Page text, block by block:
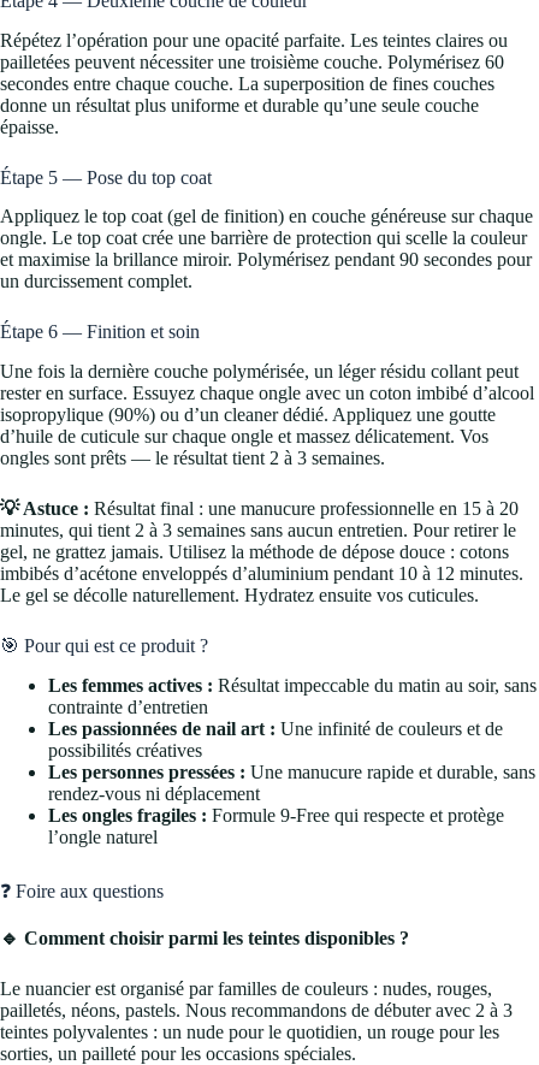
Répétez l’opération pour une opacité parfaite. Les teintes claires ou
pailletées peuvent nécessiter une troisième couche. Polymérisez 60
secondes entre chaque couche. La superposition de fines couches
donne un résultat plus uniforme et durable qu’une seule couche
épaisse.
Étape 5 — Pose du top coat
Appliquez le top coat (gel de finition) en couche généreuse sur chaque
ongle. Le top coat crée une barrière de protection qui scelle la couleur
et maximise la brillance miroir. Polymérisez pendant 90 secondes pour
un durcissement complet.
Étape 6 — Finition et soin
Une fois la dernière couche polymérisée, un léger résidu collant peut
rester en surface. Essuyez chaque ongle avec un coton imbibé d’alcool
isopropylique (90%) ou d’un cleaner dédié. Appliquez une goutte
d’huile de cuticule sur chaque ongle et massez délicatement. Vos
ongles sont prêts — le résultat tient 2 à 3 semaines.
💡 Astuce : Résultat final : une manucure professionnelle en 15 à 20
minutes, qui tient 2 à 3 semaines sans aucun entretien. Pour retirer le
gel, ne grattez jamais. Utilisez la méthode de dépose douce : cotons
imbibés d’acétone enveloppés d’aluminium pendant 10 à 12 minutes.
Le gel se décolle naturellement. Hydratez ensuite vos cuticules.
🎯 Pour qui est ce produit ?
Les femmes actives : Résultat impeccable du matin au soir, sans
contrainte d’entretien
Les passionnées de nail art : Une infinité de couleurs et de
possibilités créatives
Les personnes pressées : Une manucure rapide et durable, sans
rendez-vous ni déplacement
Les ongles fragiles : Formule 9-Free qui respecte et protège
l’ongle naturel
❓ Foire aux questions
🔹 Comment choisir parmi les teintes disponibles ?
Le nuancier est organisé par familles de couleurs : nudes, rouges,
pailletés, néons, pastels. Nous recommandons de débuter avec 2 à 3
teintes polyvalentes : un nude pour le quotidien, un rouge pour les
sorties, un pailleté pour les occasions spéciales.